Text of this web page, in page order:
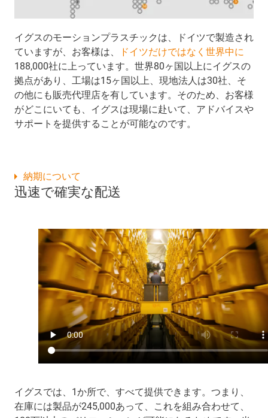
イグスのモーションプラスチックは、ドイツで製造され
ていますが、お客様は、
ドイツだけではなく世界中に
188,000社に上っています。世界80ヶ国以上にイグスの
拠点があり、工場は15ヶ国以上、現地法人は30社、そ
の他にも販売代理店を有しています。そのため、お客様
がどこにいても、イグスは現場に赴いて、アドバイスや
サポートを提供することが可能なのです。
迅速で確実な配送
イグスでは、1か所で、すべて提供できます。つまり、
在庫には製品が245,000あって、これを組み合わせて、
納期について